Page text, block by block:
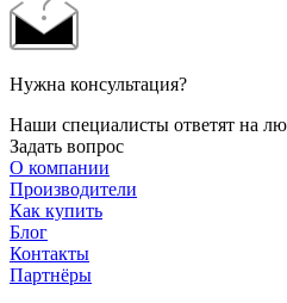
Нужна консультация?
Наши специалисты ответят на
Задать вопрос
О компании
Производители
Как купить
Блог
Контакты
Партнёры